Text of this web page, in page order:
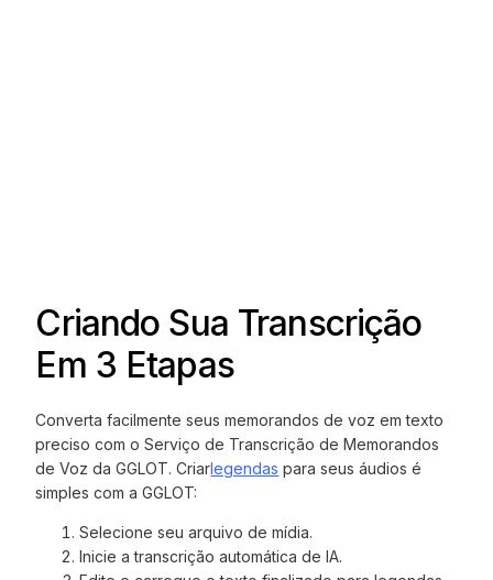
Criando Sua Transcrição
Em 3 Etapas
Converta facilmente seus memorandos de voz em texto
preciso com o Serviço de Transcrição de Memorandos
de Voz da GGLOT. Criarlegendas para seus áudios é
simples com a GGLOT:
Selecione seu arquivo de mídia.
Inicie a transcrição automática de IA.